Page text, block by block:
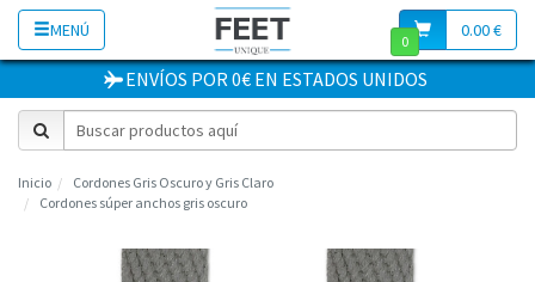
MENÚ 0.00 €
0
ENVÍOS POR 0€ EN ESTADOS UNIDOS
Inicio
Cordones Gris Oscuro y Gris Claro
Cordones súper anchos gris oscuro